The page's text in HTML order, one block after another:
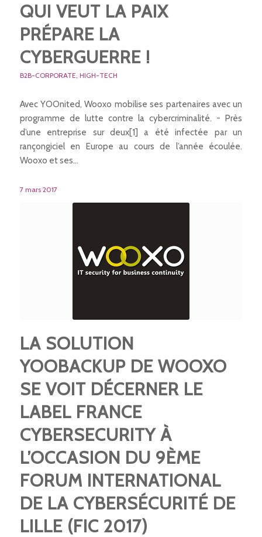
QUI VEUT LA PAIX
PRÉPARE LA
CYBERGUERRE !
B2B-CORPORATE, HIGH-TECH
Avec YOOnited, Wooxo mobilise ses partenaires avec un
programme de lutte contre la cybercriminalité. - Près
d’une entreprise sur deux[1] a été infectée par un
rançongiciel en Europe au cours de l’année écoulée.
Wooxo et ses…
7 mars 2017
LA SOLUTION
YOOBACKUP DE WOOXO
SE VOIT DÉCERNER LE
LABEL FRANCE
CYBERSECURITY À
L’OCCASION DU 9ÈME
FORUM INTERNATIONAL
DE LA CYBERSÉCURITÉ DE
LILLE (FIC 2017)